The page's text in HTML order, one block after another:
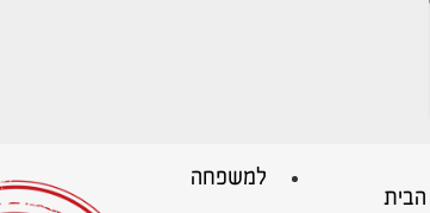
למשפחה